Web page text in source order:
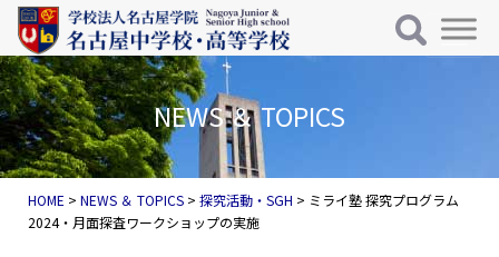
コンテンツへスキップ
メインナビゲーション
NEWS ＆ TOPICS
HOME >NEWS ＆ TOPICS >探究活動・SGH > ミライ塾 探究プログラム
2024・月面探査ワークショップの実施